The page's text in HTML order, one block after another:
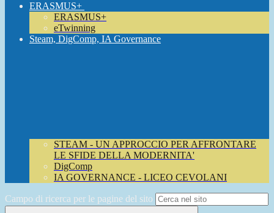
ERASMUS+
ERASMUS+
eTwinning
Steam, DigComp, IA Governance
STEAM - UN APPROCCIO PER AFFRONTARE
LE SFIDE DELLA MODERNITA'
DigComp
IA GOVERNANCE - LICEO CEVOLANI
Campo di ricerca per le pagine del sito